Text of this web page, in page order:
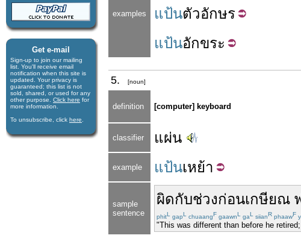
Get e-mail
Sign-up to join our mail­ing
list. You'll receive e­mail
notification when this site is
updated. Your privacy is
guaran­teed; this list is not
sold, shared, or used for any
other purpose. Click here for
more infor­mation.
To unsubscribe, click here
examples แป้นตัวอักษร
แป้นอักขระ
5. [noun]
definition [computer] keyboard
classifier แผ่น
example แป้นเหย้า
sample
sentence
ผิดกับช่วงก่อนเกษียณ
phitL gapL chuaangF gaawnL gaL siianR phaawF
"This was different than before he